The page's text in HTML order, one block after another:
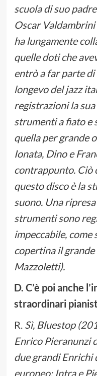
scuola di suo
Oscar
ha lungamente
quelle doti che
entrò a far parte
longevo del jazz
registrazioni la
strumenti a fiato e
quella per grande
Ionata, Dino e
contrappunto. Ciò
questo disco è la
suono. Una
strumenti sono
impeccabile, come
copertina il
Mazzoletti).
D. C’è poi anche
straordinari
R.Sì, Bluestop
Enrico Pieranunzi
due grandi Enrichi
europeo: Intra e